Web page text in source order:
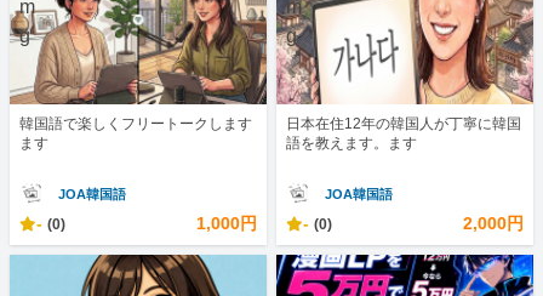
韓国語で楽しくフリートークします
ます
JOA韓国語
- (0) 1,000円
日本在住12年の韓国人が丁寧に韓国
語を教えます。ます
JOA韓国語
- (0) 2,000円